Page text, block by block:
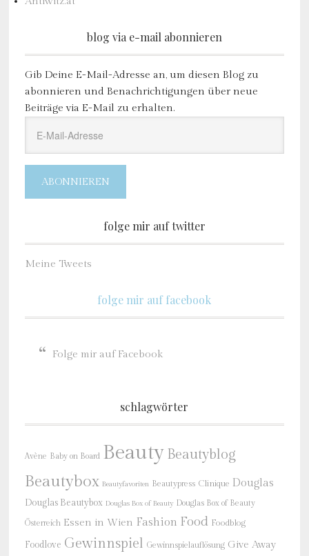
blog via e-mail abonnieren
Gib Deine E-Mail-Adresse an, um diesen Blog zu
abonnieren und Benachrichtigungen über neue
Beiträge via E-Mail zu erhalten.
Mail-
Adresse
ABONNIEREN
folge mir auf twitter
Meine Tweets
folge mir auf facebook
Folge mir auf Facebook
schlagwörter
Avène Baby on Board Beauty Beautyblog
Beautybox Beautyfavoriten Beautypress Clinique Douglas
Douglas Beautybox Douglas Box of Beauty Douglas Box of Beauty
Österreich Essen in Wien Fashion Food Foodblog
Foodlove Gewinnspiel Gewinnspielauflösung Give Away